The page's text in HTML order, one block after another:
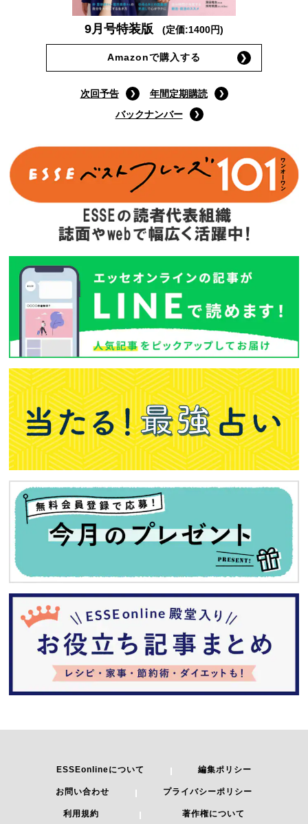
9月号特装版 (定価:1400円)
Amazonで購入する
次回予告
年間定期購読
バックナンバー
ESSEonlineについて 編集ポリシー
お問い合わせ プライバシーポリシー
利用規約 著作権について